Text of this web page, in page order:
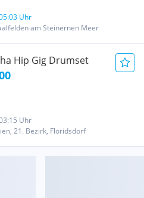
Uhr
am Steinernen Meer
Hip Gig Drumset
Uhr
21. Bezirk, Floridsdorf